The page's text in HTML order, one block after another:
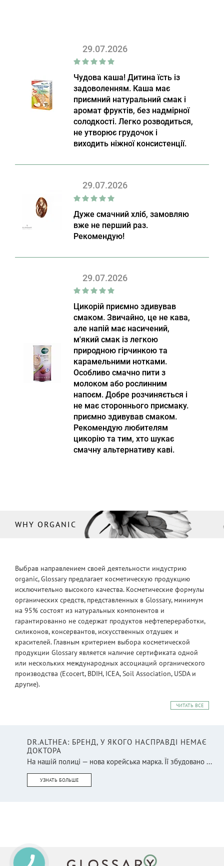
29.07.2026
Чудова каша! Дитина їсть із
задоволенням. Каша має
приємний натуральний смак і
аромат фруктів, без надмірної
солодкості. Легко розводиться,
не утворює грудочок і
виходить ніжної консистенції.
29.07.2026
Дуже смачний хліб, замовляю
вже не перший раз.
Рекомендую!
29.07.2026
Цикорій приємно здивував
смаком. Звичайно, це не кава,
але напій має насичений,
м'який смак із легкою
природною гірчинкою та
карамельними нотками.
Особливо смачно пити з
молоком або рослинним
напоєм. Добре розчиняється і
не має стороннього присмаку.
приємно здивував смаком.
Рекомендую любителям
цикорію та тим, хто шукає
смачну альтернативу каві.
WHY ORGANIC
Выбрав направлением своей деятельности индустрию
organic, Glossary предлагает косметическую продукцию
исключительно высокого качества. Косметические формулы
органических средств, представленных в Glossary, минимум
на 95% состоят из натуральных компонентов и
гарантированно не содержат продуктов нефтепереработки,
силиконов, консервантов, искусственных отдушек и
красителей. Главным критерием выбора косметической
продукции Glossary является наличие сертификата одной
или нескольких международных ассоциаций органического
производства (Ecocert, BDIH, ICEA, Soil Association, USDA и
другие).
ЧИТАТЬ ВСЕ
DR.ALTHEA: БРЕНД, У ЯКОГО НАСПРАВДІ НЕМАЄ
ДОКТОРА
На нашій полиці — нова корейська марка. Її збудовано ...
УЗНАТЬ БОЛЬШЕ